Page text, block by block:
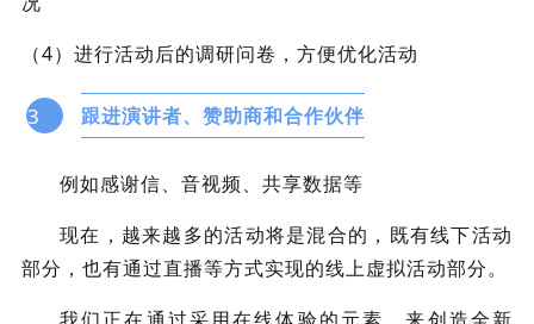
（4）进行活动后的调研问卷，方便优化活动
3 跟进演讲者、赞助商和合作伙伴
例如感谢信、音视频、共享数据等
现在，越来越多的活动将是混合的，既有线下活动
部分，也有通过直播等方式实现的线上虚拟活动部分。